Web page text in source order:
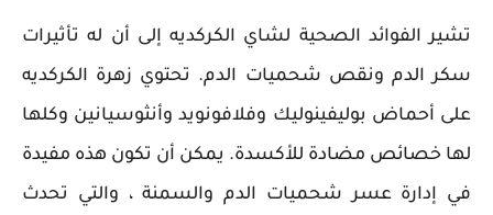
تشير الفوائد الصحية لشاي الكركديه إلى أن له تأثيرات
سكر الدم ونقص شحميات الدم. تحتوي زهرة الكركديه
على أحماض بوليفينوليك وفلافونويد وأنثوسيانين وكلها
لها خصائص مضادة للأكسدة. يمكن أن تكون هذه مفيدة
في إدارة عسر شحميات الدم والسمنة ، والتي تحدث